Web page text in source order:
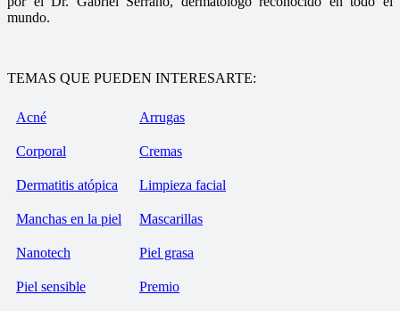
mundo.
TEMAS QUE PUEDEN INTERESARTE:
Acné Arrugas
Corporal Cremas
Dermatitis atópica Limpieza facial
Manchas en la piel Mascarillas
Nanotech Piel grasa
Piel sensible Premio